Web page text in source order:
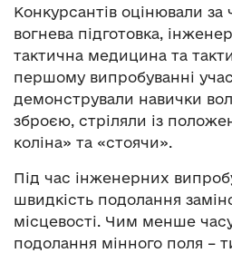
Конкурсантів оцінювали
вогнева підготовка,
тактична медицина та
першому випробуванні
демонстрували навички
зброєю, стріляли із
коліна» та «стоячи».
Під час інженерних
швидкість подолання
місцевості. Чим менше
подолання мінного поля –